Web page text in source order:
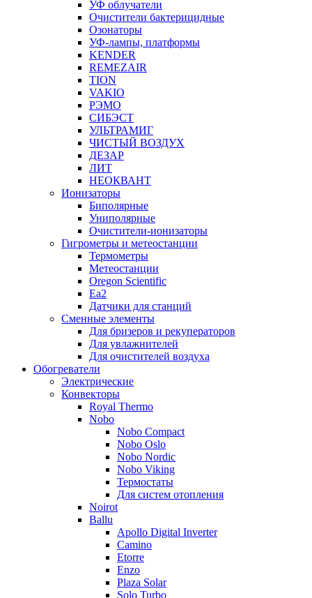
УФ облучатели
Очистители бактерицидные
Озонаторы
УФ-лампы, платформы
KENDER
REMEZAIR
TION
VAKIO
РЭМО
СИБЭСТ
УЛЬТРАМИГ
ЧИСТЫЙ ВОЗДУХ
ДЕЗАР
ЛИТ
НЕОКВАНТ
Ионизаторы
Биполярные
Униполярные
Очистители-ионизаторы
Гигрометры и метеостанции
Термометры
Метеостанции
Oregon Scientific
Ea2
Датчики для станций
Сменные элементы
Для бризеров и рекуператоров
Для увлажнителей
Для очистителей воздуха
Обогреватели
Электрические
Конвекторы
Royal Thermo
Nobo
Nobo Compact
Nobo Oslo
Nobo Nordic
Nobo Viking
Термостаты
Для систем отопления
Noirot
Ballu
Apollo Digital Inverter
Camino
Etorre
Enzo
Plaza Solar
Solo Turbo